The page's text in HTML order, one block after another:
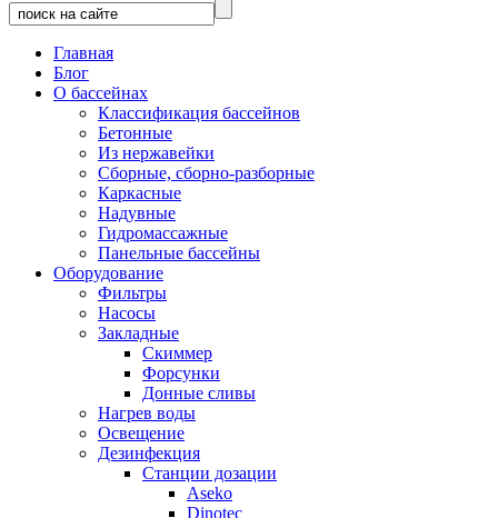
Главная
Блог
О бассейнах
Классификация бассейнов
Бетонные
Из нержавейки
Сборные, сборно-разборные
Каркасные
Надувные
Гидромассажные
Панельные бассейны
Оборудование
Фильтры
Насосы
Закладные
Скиммер
Форсунки
Донные сливы
Нагрев воды
Освещение
Дезинфекция
Станции дозации
Aseko
Dinotec